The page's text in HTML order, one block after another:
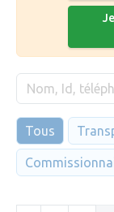
Tous